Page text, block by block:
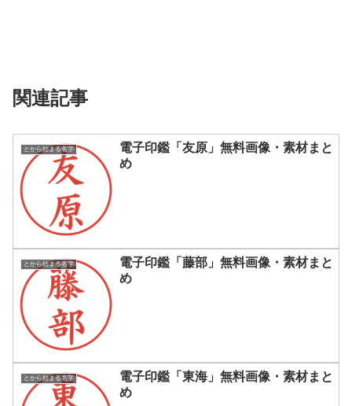
関連記事
とから始まる名字
電子印鑑「友原」無料画像・素材まと
め
とから始まる名字
電子印鑑「藤部」無料画像・素材まと
め
とから始まる名字
電子印鑑「東海」無料画像・素材まと
め